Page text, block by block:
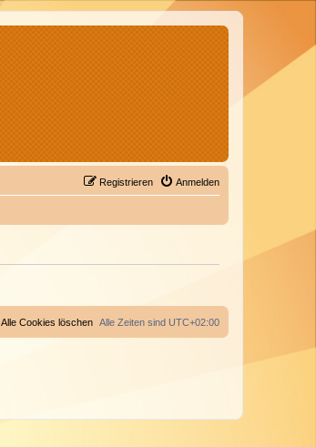
Anmelden
Registrieren
Alle Zeiten sind UTC+02:00
Alle Cookies löschen